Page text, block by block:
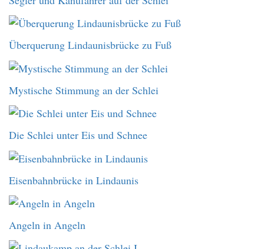
Überquerung Lindaunisbrücke zu Fuß
Mystische Stimmung an der Schlei
Die Schlei unter Eis und Schnee
Eisenbahnbrücke in Lindaunis
Angeln in Angeln